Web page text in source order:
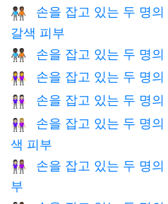
🧑🏿‍🤝‍🧑🏾
손을 잡고 있는 두 명
갈색 피부
🧑🏿‍🤝‍🧑🏿 손을 잡고 있는 두 명
👭 손을 잡고 있는 두 명
👭🏻 손을 잡고 있는 두 명
👩🏻‍🤝‍👩🏼
손을 잡고 있는 두 명
색 피부
👩🏻‍🤝‍👩🏽
손을 잡고 있는 두 명
부